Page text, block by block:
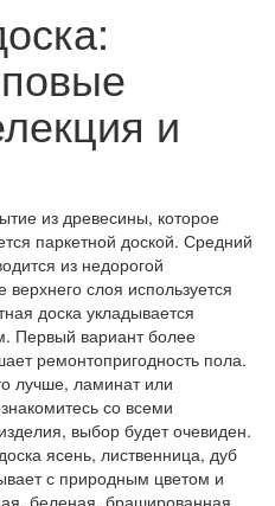
и
из древесины, которое
паркетной доской. Средний
из недорогой
верхнего слоя используется
доска укладывается
Первый вариант более
ремонтопригодность пола.
лучше, ламинат или
со всеми
выбор будет очевиден.
ясень, лиственница, дуб
с природным цветом и
беленая, брашированная